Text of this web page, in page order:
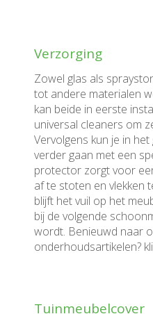
Verzorging
Zowel glas als
tot andere materialen
kan beide in eerste
universal cleaners om
Vervolgens kun je in
verder gaan met een
protector zorgt voor
af te stoten en vlekken
blijft het vuil op het
bij de volgende
wordt. Benieuwd naar
onderhoudsartikelen?
Tuinmeubelcover